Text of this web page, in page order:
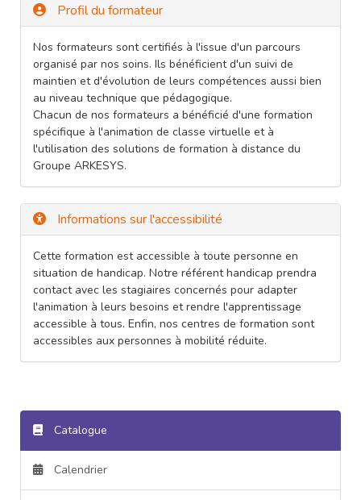
Profil du formateur
Nos formateurs sont certifiés à l'issue d'un parcours
organisé par nos soins. Ils bénéficient d'un suivi de
maintien et d'évolution de leurs compétences aussi bien
au niveau technique que pédagogique.
Chacun de nos formateurs a bénéficié d'une formation
spécifique à l'animation de classe virtuelle et à
l'utilisation des solutions de formation à distance du
Groupe ARKESYS.
Informations sur l'accessibilité
Cette formation est accessible à toute personne en
situation de handicap. Notre référent handicap prendra
contact avec les stagiaires concernés pour adapter
l'animation à leurs besoins et rendre l'apprentissage
accessible à tous. Enfin, nos centres de formation sont
accessibles aux personnes à mobilité réduite.
Catalogue
Calendrier